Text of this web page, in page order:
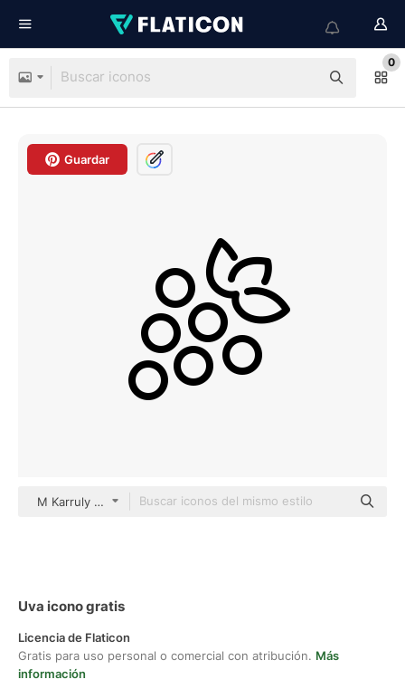
0
Guardar
M Karruly Detailed Outline
Uva icono gratis
Licencia de Flaticon
Gratis para uso personal o comercial con atribución. Más
información